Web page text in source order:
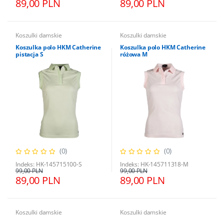
89,00 PLN 89,00 PLN
Koszulki damskie
Koszulka polo HKM Catherine
pistacja S
(0)
Indeks: HK-145715100-S
89,00 PLN
99,00 PLN
Koszulki damskie
Koszulka polo HKM Catherine
różowa M
(0)
Indeks: HK-145711318-M
89,00 PLN
99,00 PLN
Koszulki damskie
Koszulki damskie